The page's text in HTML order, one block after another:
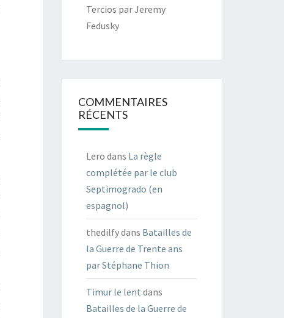
Tercios par Jeremy
Fedusky
COMMENTAIRES
RÉCENTS
Lero dans La règle
complétée par le club
Septimogrado (en
espagnol)
thedilfydans Batailles de
la Guerre de Trente ans
par Stéphane Thion
Timur le lent dans
Batailles de la Guerre de